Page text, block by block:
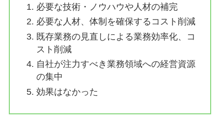
必要な技術・ノウハウや人材の補完
必要な人材、体制を確保するコスト削減
既存業務の見直しによる業務効率化、コ
スト削減
自社が注力すべき業務領域への経営資源
の集中
効果はなかった